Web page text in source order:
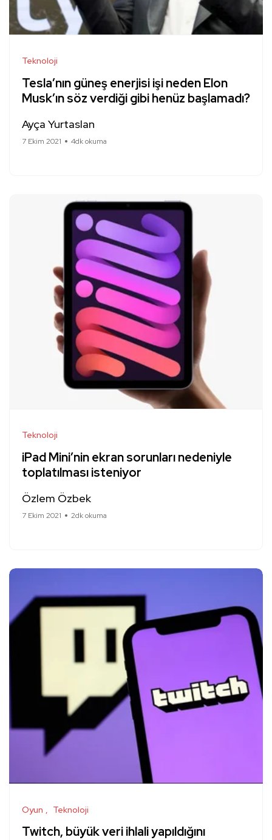
Teknoloji
Tesla’nın güneş enerjisi işi neden Elon
Musk’ın söz verdiği gibi henüz başlamadı?
Ayça Yurtaslan
7 Ekim 2021 4dk okuma
Teknoloji
iPad Mini’nin ekran sorunları nedeniyle
toplatılması isteniyor
Özlem Özbek
7 Ekim 2021 2dk okuma
Oyun Teknoloji
Twitch, büyük veri ihlali yapıldığını